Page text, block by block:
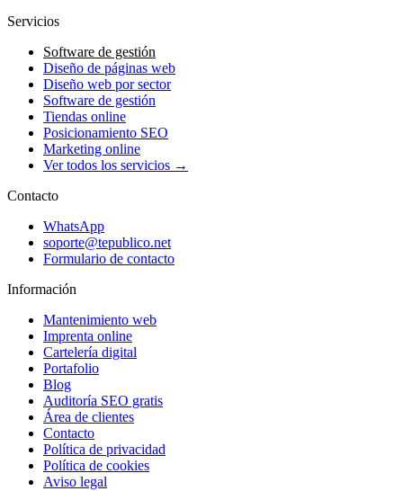
Servicios
Software de gestión
Diseño de páginas web
Diseño web por sector
Software de gestión
Tiendas online
Posicionamiento SEO
Marketing online
Ver todos los servicios →
Contacto
WhatsApp
soporte@tepublico.net
Formulario de contacto
Información
Mantenimiento web
Imprenta online
Cartelería digital
Portafolio
Blog
Auditoría SEO gratis
Área de clientes
Contacto
Política de privacidad
Política de cookies
Aviso legal